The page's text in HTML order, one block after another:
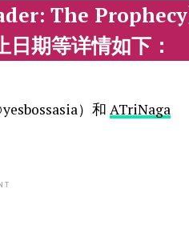
The
期等详情如下：
）和 ATriNaga